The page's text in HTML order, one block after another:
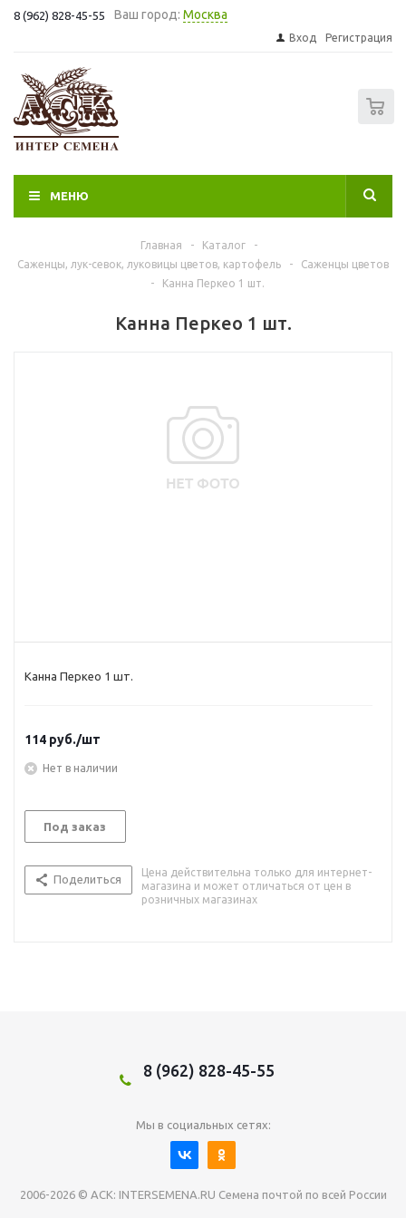
8 (962) 828-45-55 Ваш город: Москва
Вход Регистрация
МЕНЮ
Главная - Каталог
-
Саженцы, лук-севок, луковицы цветов, картофель
-
Саженцы цветов
-
Канна Перкео 1 шт.
Канна Перкео 1 шт.
Канна Перкео 1 шт.
114 руб./шт
Нет в наличии
Под заказ
Поделиться
Цена действительна только для интернет-
магазина и может отличаться от цен в
розничных магазинах
8 (962) 828-45-55
Мы в социальных сетях:
2006-2026 © АСК: INTERSEMENA.RU Семена почтой по всей России